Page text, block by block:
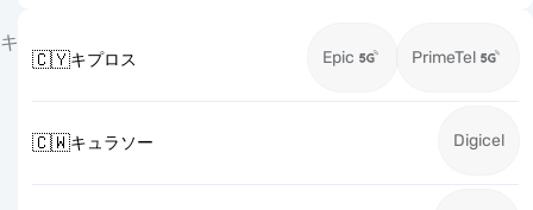
キ
🇨🇾キプロス Epic PrimeTel
🇨🇼キュラソー Digicel